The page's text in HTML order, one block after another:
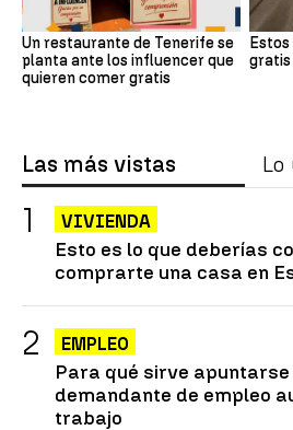
Un restaurante de Tenerife se
planta ante los influencer que
quieren comer gratis
gratis
Las más vistas Lo
VIVIENDA
Esto es lo que deberías
comprarte una casa en
EMPLEO
Para qué sirve apuntarse
demandante de empleo
trabajo